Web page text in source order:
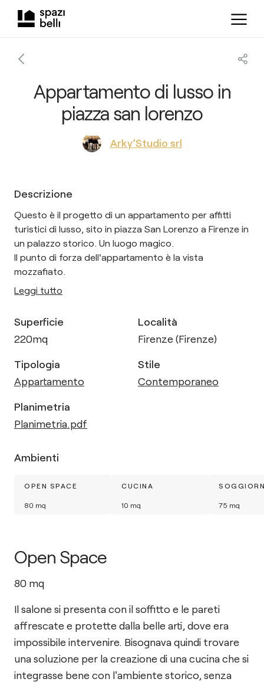
Appartamento di lusso in
piazza san lorenzo
Arky’Studio srl
Descrizione
Questo è il progetto di un appartamento per affitti
turistici di lusso, sito in piazza San Lorenzo a Firenze in
un palazzo storico. Un luogo magico.
Il punto di forza dell'appartamento è la vista
mozzafiato.
Leggi tutto
Superficie
220mq
Località
Firenze (Firenze)
Tipologia
Appartamento
Stile
Contemporaneo
Planimetria
Planimetria.pdf
Ambienti
OPEN SPACE
80 mq
CUCINA
10 mq 75 mq
Open Space
80 mq
Il salone si presenta con il soffitto e le pareti
affrescate e protette dalla belle arti, dove era
impossibile intervenire. Bisognava quindi trovare
una soluzione per la creazione di una cucina che si
integrasse bene con l'ambiente storico, senza